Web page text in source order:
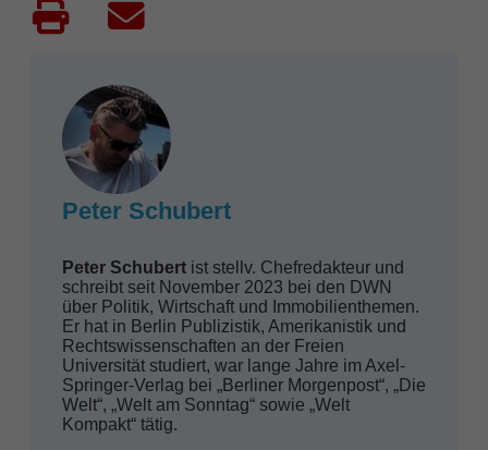
Peter Schubert
Peter Schubert ist stellv. Chefredakteur und
schreibt seit November 2023 bei den DWN
über Politik, Wirtschaft und Immobilienthemen.
Er hat in Berlin Publizistik, Amerikanistik und
Rechtswissenschaften an der Freien
Universität studiert, war lange Jahre im Axel-
Springer-Verlag bei „Berliner Morgenpost“, „Die
Welt“, „Welt am Sonntag“ sowie „Welt
Kompakt“ tätig.